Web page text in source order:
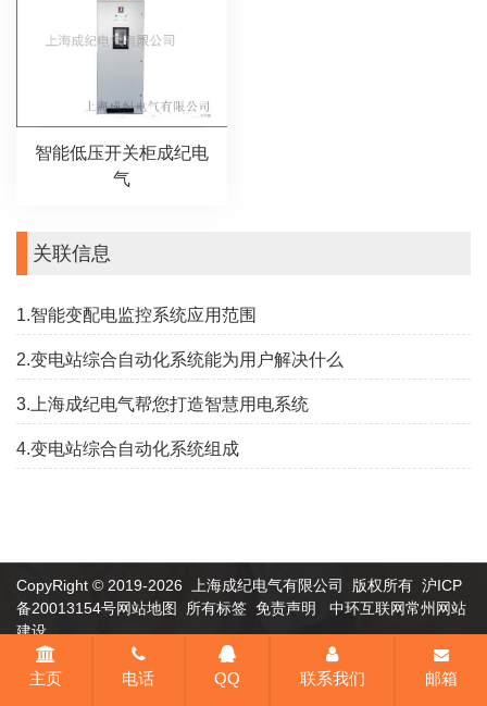
智能低压开关柜成纪电
气
关联信息
1.智能变配电监控系统应用范围
2.变电站综合自动化系统能为用户解决什么
3.上海成纪电气帮您打造智慧用电系统
4.变电站综合自动化系统组成
CopyRight © 2019-2026 上海成纪电气有限公司 版权所有 沪ICP
备20013154号网站地图 所有标签 免责声明 中环互联网常州网站
建设
主页 电话 QQ 联系我们 邮箱